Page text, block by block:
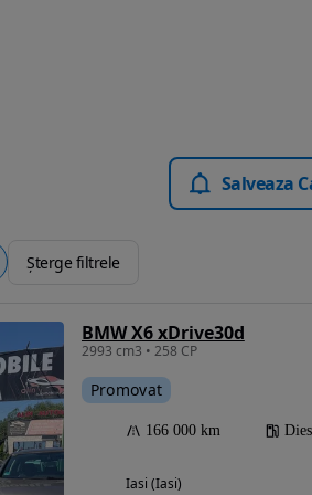
Salveaza
Șterge filtrele
BMW X6 xDrive30d
2993 cm3 • 258 CP
Promovat
166 000 km
Iasi (Iasi)